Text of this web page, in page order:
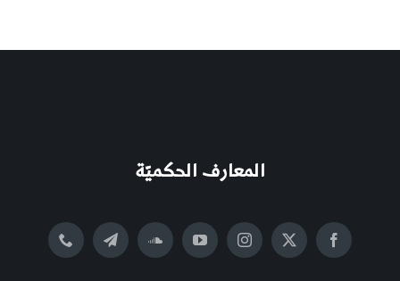
المعارف الحكميّة